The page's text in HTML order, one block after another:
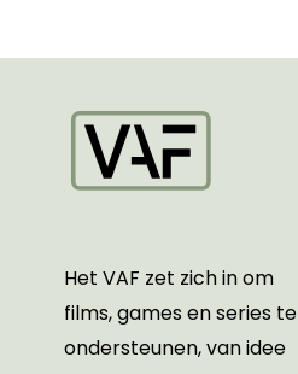
Het VAF zet zich in om
films, games en series te
ondersteunen, van idee